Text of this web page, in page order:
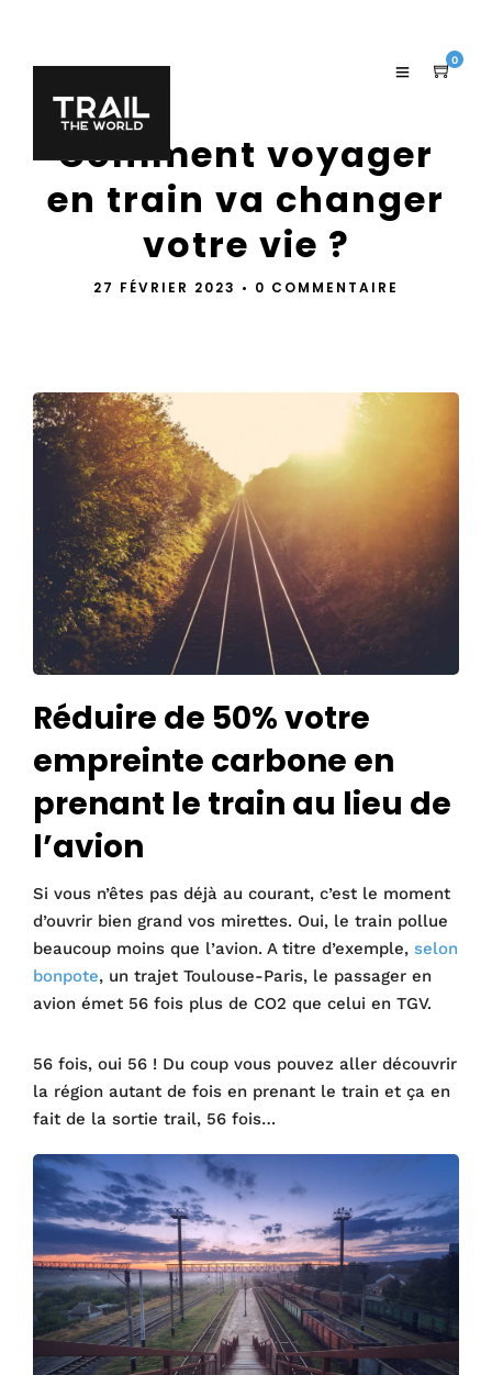
0
Comment voyager
en train va changer
votre vie ?
27 FÉVRIER 2023 • 0 COMMENTAIRE
Réduire de 50% votre
empreinte carbone en
prenant le train au lieu de
l’avion
Si vous n’êtes pas déjà au courant, c’est le moment
d’ouvrir bien grand vos mirettes. Oui, le train pollue
beaucoup moins que l’avion. A titre d’exemple, selon
bonpote, un trajet Toulouse-Paris, le passager en
avion émet 56 fois plus de CO2 que celui en TGV.
56 fois, oui 56 ! Du coup vous pouvez aller découvrir
la région autant de fois en prenant le train et ça en
fait de la sortie trail, 56 fois…